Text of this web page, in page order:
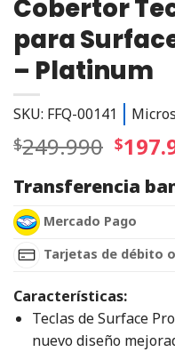
Cobertor
para
– Platinum
SKU: FFQ-00141
$249.990 $
Transferencia
Mercado Pago
Tarjetas de débito
Características:
Teclas de Surface
nuevo diseño